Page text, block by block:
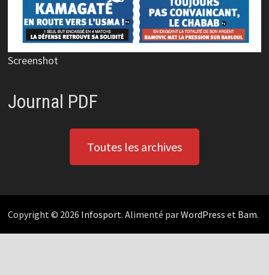
Screenshot
Journal PDF
Toutes les archives
Copyright © 2026 Infosport. Alimenté parWordPress et Bam.